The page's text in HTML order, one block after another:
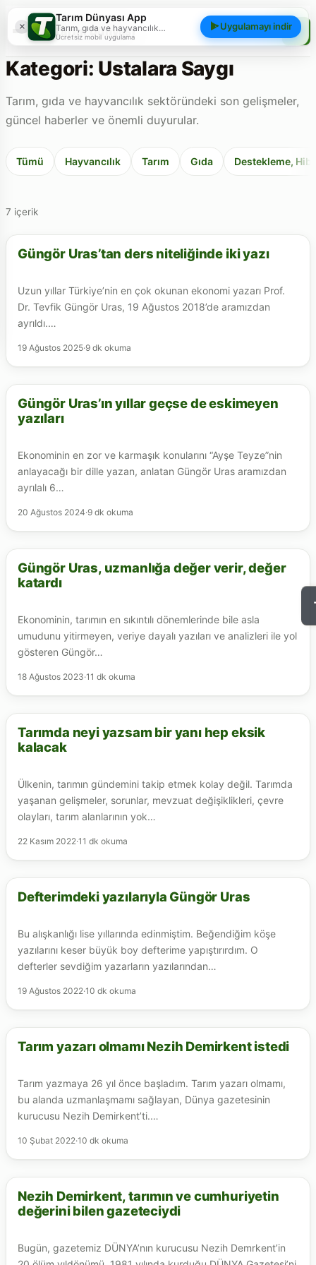
Tarım Dünyası
Kategori: Ustalara Saygı
Tarım, gıda ve hayvancılık sektöründeki son gelişmeler,
güncel haberler ve önemli duyurular.
Tümü Hayvancılık Tarım Gıda Destekleme,
7 içerik
GIDA
Güngör Uras’tan ders niteliğinde iki yazı
Uzun yıllar Türkiye’nin en çok okunan ekonomi yazarı Prof.
Dr. Tevfik Güngör Uras, 19 Ağustos 2018’de aramızdan
ayrıldı.…
19 Ağustos 2025·9 dk okuma
HAYVANCILIK
Güngör Uras’ın yıllar geçse de eskimeyen
yazıları
Ekonominin en zor ve karmaşık konularını “Ayşe Teyze”nin
anlayacağı bir dille yazan, anlatan Güngör Uras aramızdan
ayrılalı 6…
20 Ağustos 2024·9 dk okuma
FINDIK
Güngör Uras, uzmanlığa değer verir, değer
katardı
Ekonominin, tarımın en sıkıntılı dönemlerinde bile asla
umudunu yitirmeyen, veriye dayalı yazıları ve analizleri ile yol
gösteren Güngör…
18 Ağustos 2023·11 dk okuma
BITKISEL ÜRETIM
Tarımda neyi yazsam bir yanı hep eksik
kalacak
Ülkenin, tarımın gündemini takip etmek kolay değil. Tarımda
yaşanan gelişmeler, sorunlar, mevzuat değişiklikleri, çevre
olayları, tarım alanlarının yok…
22 Kasım 2022·11 dk okuma
HAYVANCILIK
Defterimdeki yazılarıyla Güngör Uras
Bu alışkanlığı lise yıllarında edinmiştim. Beğendiğim köşe
yazılarını keser büyük boy defterime yapıştırırdım. O
defterler sevdiğim yazarların yazılarından…
19 Ağustos 2022·10 dk okuma
TARIM
Tarım yazarı olmamı Nezih Demirkent istedi
Tarım yazmaya 26 yıl önce başladım. Tarım yazarı olmamı,
bu alanda uzmanlaşmamı sağlayan, Dünya gazetesinin
kurucusu Nezih Demirkent’ti.…
10 Şubat 2022·10 dk okuma
TARIM
Nezih Demirkent, tarımın ve cumhuriyetin
değerini bilen gazeteciydi
Bugün, gazetemiz DÜNYA’nın kurucusu Nezih Demrkent’in
×
Tarım Dünyası App
Tarım, gıda ve hayvancılık
gündemini; haberler, yazılar, videolar
ve piyasa verileriyle cebinizden
takip edin.
Ücretsiz mobil uygulama
Uygulamayı indir